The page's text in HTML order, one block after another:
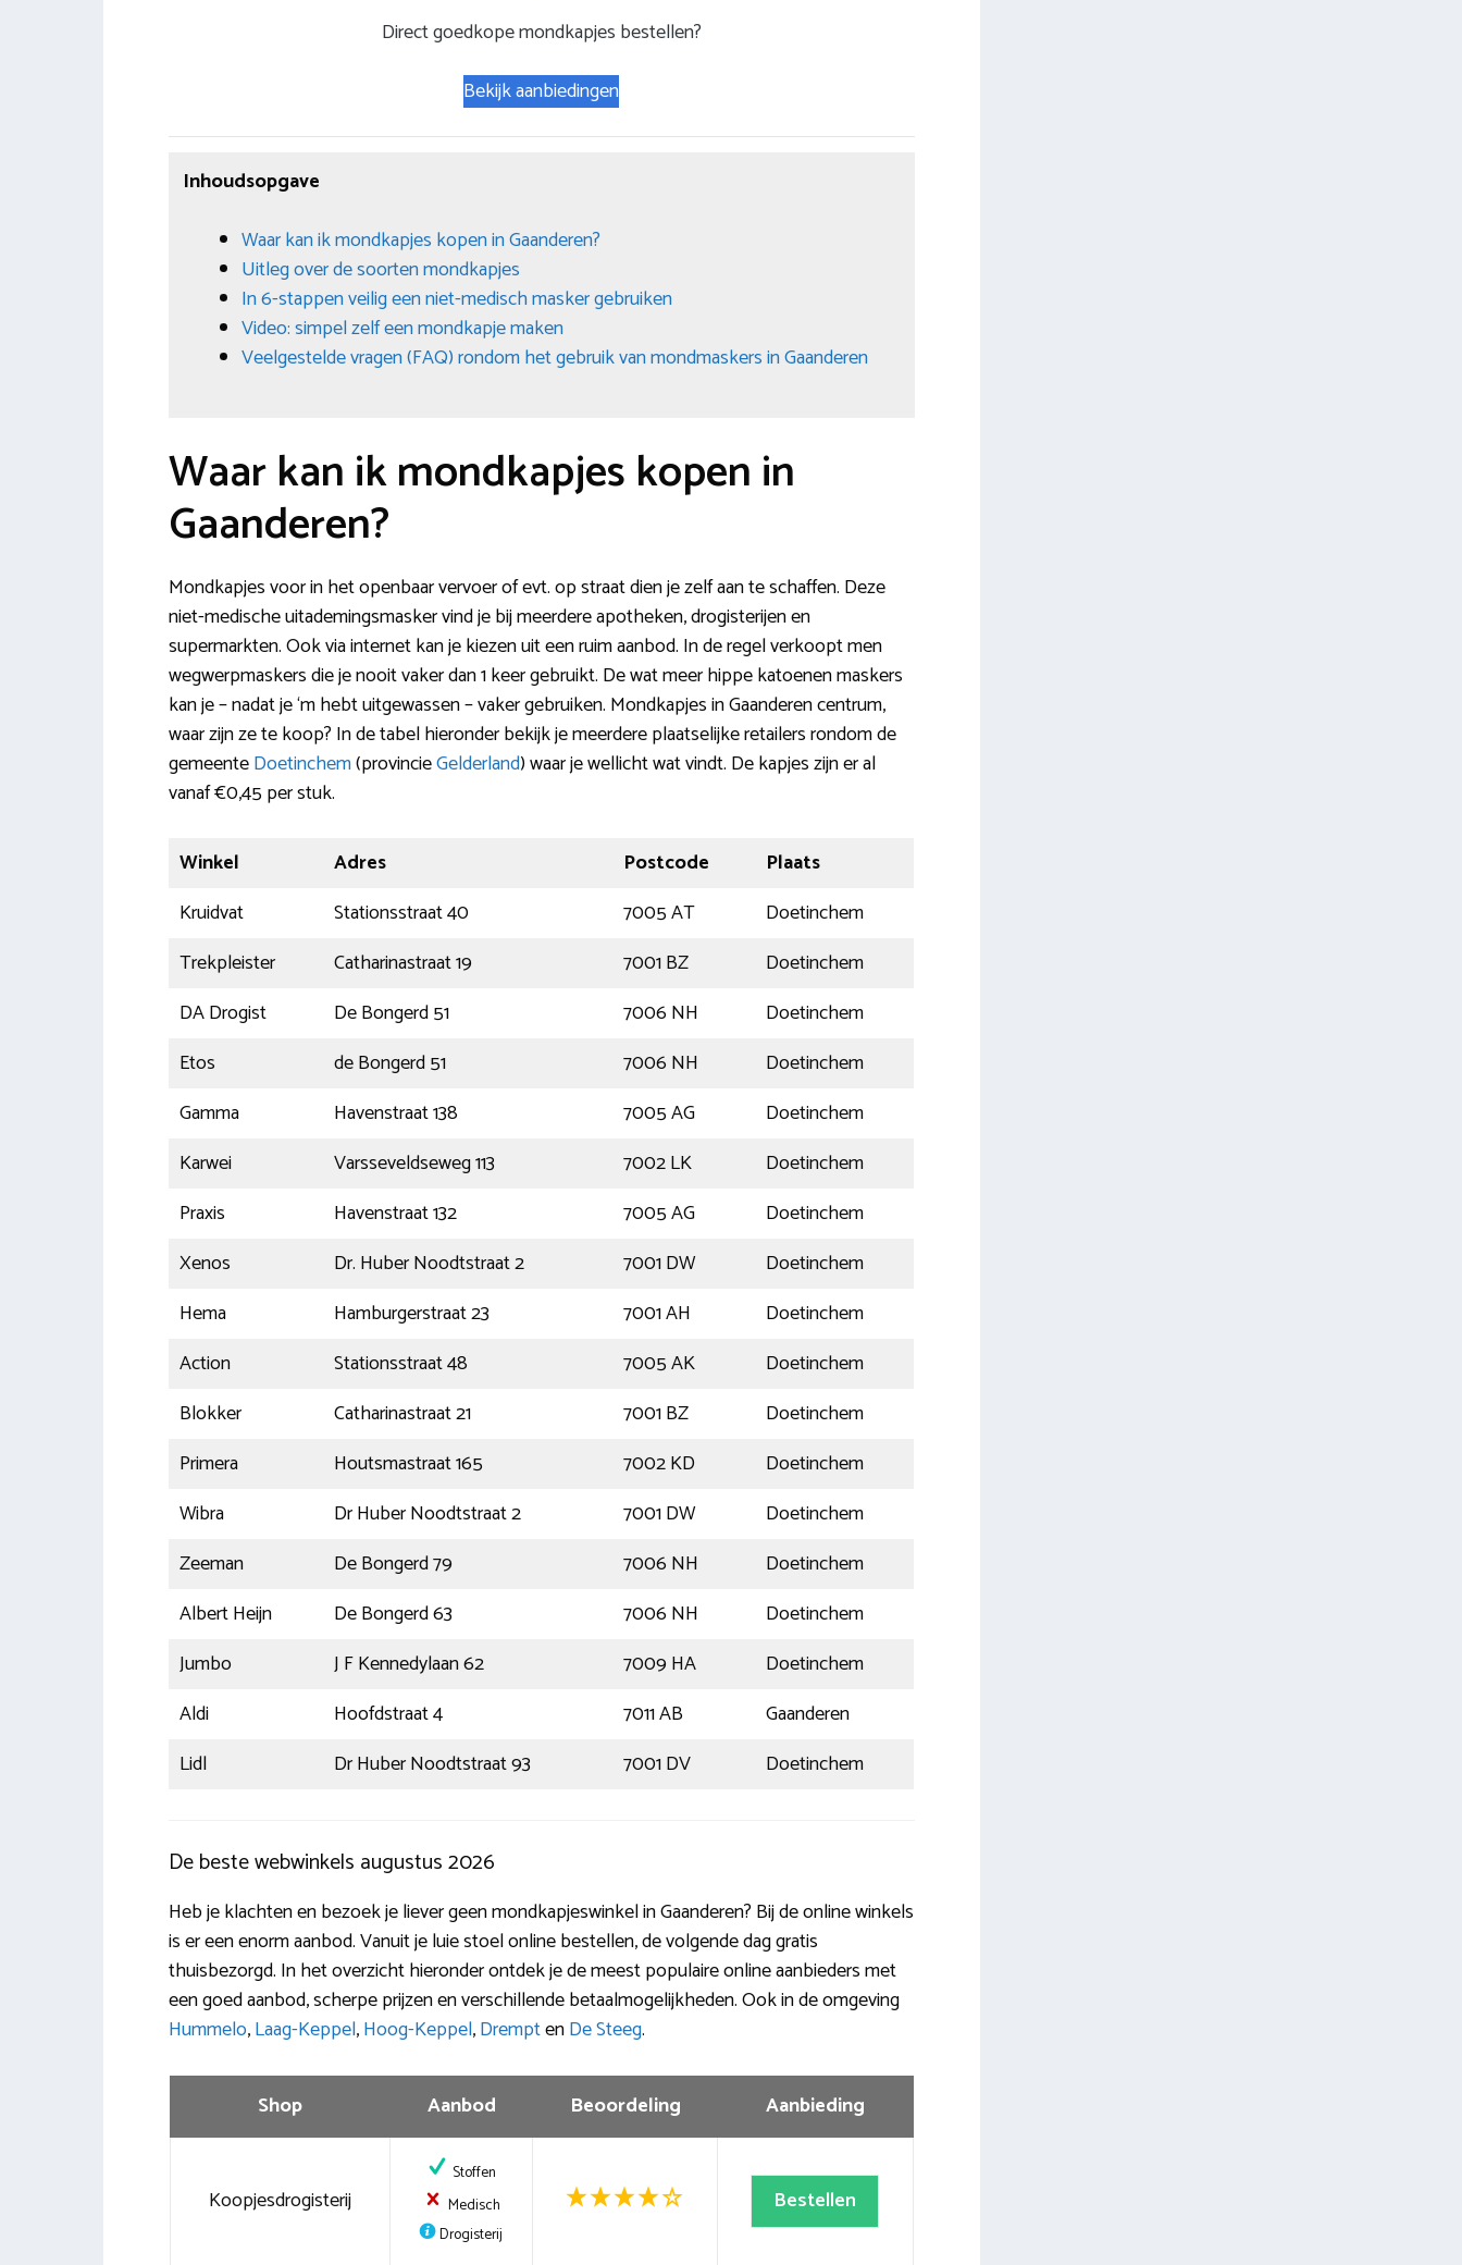
Direct goedkope mondkapjes bestellen?
Bekijk aanbiedingen
Inhoudsopgave
Waar kan ik mondkapjes kopen in Gaanderen?
Uitleg over de soorten mondkapjes
In 6-stappen veilig een niet-medisch masker gebruiken
Video: simpel zelf een mondkapje maken
Veelgestelde vragen (FAQ) rondom het gebruik van mondmaskers in Gaanderen
Waar kan ik mondkapjes kopen in
Gaanderen?
Mondkapjes voor in het openbaar vervoer of evt. op straat dien je zelf aan te schaffen. Deze
niet-medische uitademingsmasker vind je bij meerdere apotheken, drogisterijen en
supermarkten. Ook via internet kan je kiezen uit een ruim aanbod. In de regel verkoopt men
wegwerpmaskers die je nooit vaker dan 1 keer gebruikt. De wat meer hippe katoenen maskers
kan je – nadat je ‘m hebt uitgewassen – vaker gebruiken. Mondkapjes in Gaanderen centrum,
waar zijn ze te koop? In de tabel hieronder bekijk je meerdere plaatselijke retailers rondom de
gemeenteDoetinchem(provincieGelderland) waar je wellicht wat vindt. De kapjes zijn er al
vanaf €0,45 per stuk.
Winkel Adres Postcode
Plaats
Kruidvat
Stationsstraat 40 7005 AT
Doetinchem
Trekpleister
Catharinastraat 19 7001 BZ
Doetinchem
DA Drogist
De Bongerd 51 7006 NH
Doetinchem
Etos
de Bongerd 51 7006 NH
Doetinchem
Gamma
Havenstraat 138 7005 AG
Doetinchem
Karwei
Varsseveldseweg 113 7002 LK
Doetinchem
Praxis
Havenstraat 132 7005 AG
Doetinchem
Xenos
Dr. Huber Noodtstraat 2 7001 DW
Doetinchem
Hema
Hamburgerstraat 23 7001 AH
Doetinchem
Action
Stationsstraat 48 7005 AK
Doetinchem
Blokker
Catharinastraat 21 7001 BZ
Doetinchem
Primera
Houtsmastraat 165 7002 KD
Doetinchem
Wibra
Dr Huber Noodtstraat 2 7001 DW
Doetinchem
Zeeman
De Bongerd 79 7006 NH
Doetinchem
Albert Heijn
De Bongerd 63 7006 NH
Doetinchem
Jumbo
J F Kennedylaan 62 7009 HA
Doetinchem
Aldi
Hoofdstraat 4 7011 AB
Gaanderen
Lidl
Dr Huber Noodtstraat 93 7001 DV Doetinchem
De beste webwinkels augustus 2026
Heb je klachten en bezoek je liever geen mondkapjeswinkel in Gaanderen? Bij de online winkels
is er een enorm aanbod. Vanuit je luie stoel online bestellen, de volgende dag gratis
thuisbezorgd. In het overzicht hieronder ontdek je de meest populaire online aanbieders met
een goed aanbod, scherpe prijzen en verschillende betaalmogelijkheden. Ook in de omgeving
Hummelo,Laag-Keppel,Hoog-Keppel,DremptenDe Steeg.
Shop Aanbod Beoordeling Aanbieding
Koopjesdrogisterij
Stoffen
Medisch
Drogisterij
Bestellen